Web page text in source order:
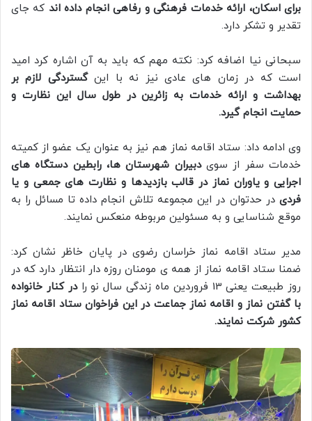
برای اسکان، ارائه خدمات فرهنگی و رفاهی انجام داده اند که جای
تقدیر و تشکر دارد.
سبحانی نیا اضافه کرد: نکته مهم که باید به آن اشاره کرد امید
است که در زمان های عادی نیز نه با اینگستردگی لازم بر
بهداشت و ارائه خدمات به زائرین در طول سال این نظارت و
حمایت انجام گیرد.
وی ادامه داد: ستاد اقامه نماز هم نیز به عنوان یک عضو از کمیته
خدمات سفر از سویدبیران شهرستان ها، رابطین دستگاه های
اجرایی و یاوران نماز در قالب بازدیدها و نظارت های جمعی و یا
فردی در حدتوان در این مجموعه تلاش انجام داده تا مسائل را به
موقع شناسایی و به مسئولین مربوطه منعکس نمایند.
مدیر ستاد اقامه نماز خراسان رضوی در پایان خاظر نشان کرد:
ضمنا ستاد اقامه نماز از همه ی مومنان روزه دار انتظار دارد که در
روز طبیعت یعنی 13 فروردین ماه زندگی سال نو را
در کنار خانواده
با گفتن نماز و اقامه نماز جماعت در این فراخوان ستاد اقامه نماز
کشور شرکت نمایند.